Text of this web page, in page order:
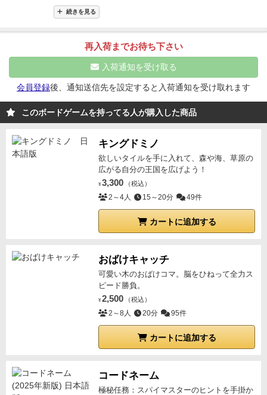
イパーロボット的なことはできるけどね。
っている以上に難しい。
な人にオススメ。自分は面白さ的には５点と普通の評
それに加え、１人ゲームというショックで−１
続きを見る
再入荷までお待ち下さい
入荷通知を受け取る
会員登録後、通知送信先を設定すると入荷通知を受け取れます
このボードゲームを持ってる人が購入した商品
キングドミノ
欲しいタイルを手に入れて、森や海、草原の
広がる自分の王国を広げよう！
¥ 3,300 （税込）
2～4人 15～20分 49件
カートに追加する
おばけキャッチ
可愛い木のおばけコマ。脳をひねって全力ス
ピード勝負。
¥ 2,500 （税込）
2～8人 20分 95件
カートに追加する
コードネーム
極秘任務：スパイマスターのヒントを手掛か